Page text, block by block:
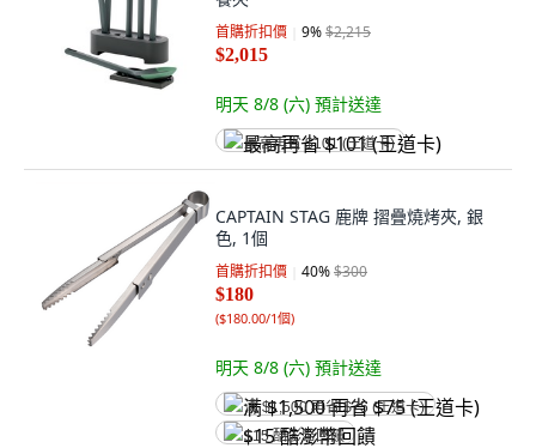
首購折扣價 9%$2,215
$2,015
明天 8/8 (六) 預計送達
最高再省 $101 (王道卡)
CAPTAIN STAG 鹿牌 摺疊燒烤夾, 銀
色, 1個
首購折扣價 40%$300
$180
($180.00/1個)
明天 8/8 (六) 預計送達
满 $1,500 再省 $75 (王道卡)
$15 酷澎幣回饋